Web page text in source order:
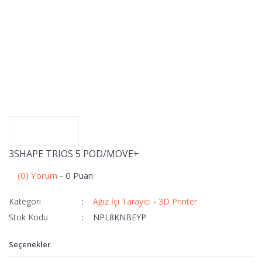
3SHAPE TRIOS 5 POD/MOVE+
(0) Yorum - 0 Puan
Kategori
Ağız İçi Tarayıcı - 3D Printer
Stok Kodu
NPL8KNBEYP
Seçenekler